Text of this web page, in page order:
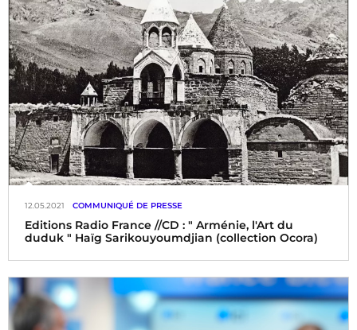
Editions Radio France //CD : " Arménie, l'Art du
duduk " Haïg Sarikouyoumdjian (collection Ocora)
12.05.2021 COMMUNIQUÉ DE PRESSE